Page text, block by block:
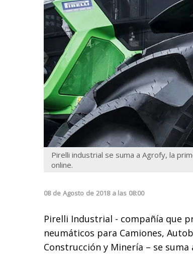
Pirelli industrial se suma a Agrofy, la
online.
08 de Agosto de 2018 a las 08:00
Pirelli Industrial - compañía que
neumáticos para Camiones,
Construcción y Minería – se suma